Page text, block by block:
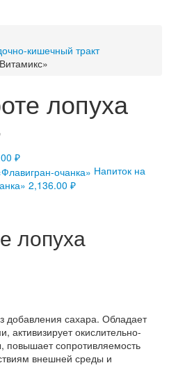
кишечный тракт
лопуха
₽
Напиток на
2,136.00 ₽
лопуха
добавления сахара. Обладает
активизирует окислительно-
повышает сопротивляемость
внешней среды и